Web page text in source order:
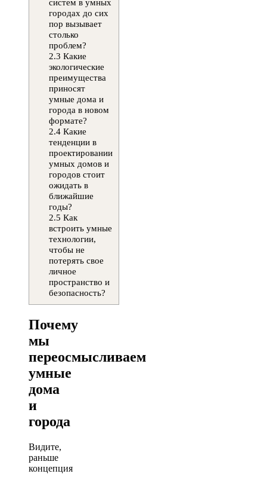
систем в умных
городах до сих
пор вызывает
столько
проблем?
2.3 Какие
экологические
преимущества
приносят
умные дома и
города в новом
формате?
2.4Какие
тенденции в
проектировании
умных домов и
городов стоит
ожидать в
ближайшие
годы?
2.5 Как
встроить умные
технологии,
чтобы не
потерять свое
личное
пространство и
безопасность?
Почему
мы
переосмысливаем
умные
дома
и
города
Видите,
раньше
концепция